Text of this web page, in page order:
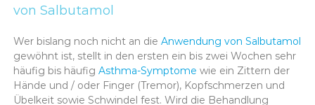
von Salbutamol
Wer bislang noch nicht an die Anwendung von Salbutamol
gewöhnt ist, stellt in den ersten ein bis zwei Wochen sehr
häufig bis häufig Asthma-Symptome wie ein Zittern der
Hände und / oder Finger (Tremor), Kopfschmerzen und
Übelkeit sowie Schwindel fest. Wird die Behandlung